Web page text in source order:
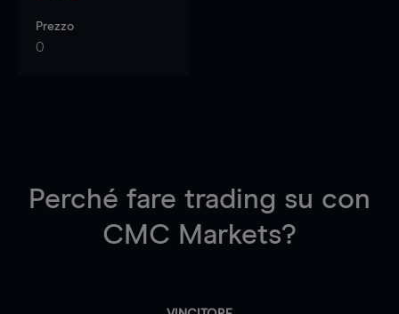
Prezzo
0
Perché fare trading su con
CMC Markets?